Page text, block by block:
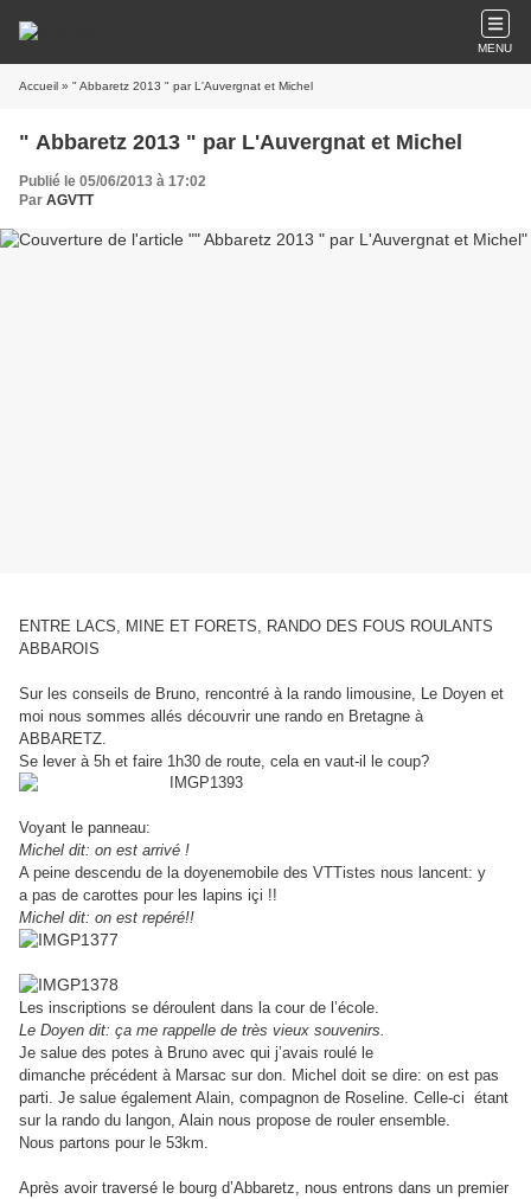
MENU
Accueil » " Abbaretz 2013 " par L'Auvergnat et Michel
" Abbaretz 2013 " par L'Auvergnat et Michel
Publié le 05/06/2013 à 17:02
Par AGVTT
ENTRE LACS, MINE ET FORETS, RANDO DES FOUS ROULANTS
ABBAROIS
Sur les conseils de Bruno, rencontré à la rando limousine, Le Doyen et
moi nous sommes allés découvrir une rando en Bretagne à
ABBARETZ.
Se lever à 5h et faire 1h30 de route, cela en vaut-il le coup?
Voyant le panneau:
Michel dit: on est arrivé !
A peine descendu de la doyenemobile des VTTistes nous lancent: y
a pas de carottes pour les lapins içi !!
Michel dit: on est repéré!!
Les inscriptions se déroulent dans la cour de l’école.
Le Doyen dit: ça me rappelle de très vieux souvenirs.
Je salue des potes à Bruno avec qui j’avais roulé le
dimanche précédent à Marsac sur don. Michel doit se dire: on est pas
parti. Je salue également Alain, compagnon de Roseline. Celle-ci étant
sur la rando du langon, Alain nous propose de rouler ensemble.
Nous partons pour le 53km.
Après avoir traversé le bourg d’Abbaretz, nous entrons dans un premier